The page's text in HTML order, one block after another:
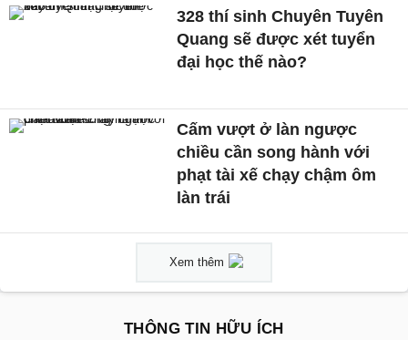
328 thí sinh Chuyên Tuyên
Quang sẽ được xét tuyển
đại học thế nào?
Cấm vượt ở làn ngược
chiều cần song hành với
phạt tài xế chạy chậm ôm
làn trái
Xem thêm
THÔNG TIN HỮU ÍCH